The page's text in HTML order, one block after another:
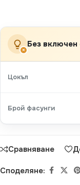
×
Без включен
Цокъл
Брой фасунги
Сравняване
Споделяне: